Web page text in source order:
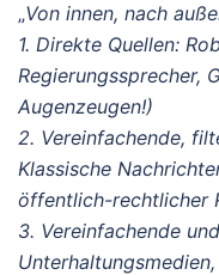
„Von innen, nach
1. Direkte Quellen:
Regierungssprecher,
Augenzeugen!)
2. Vereinfachende,
Klassische
öffentlich-rechtlicher
3. Vereinfachende